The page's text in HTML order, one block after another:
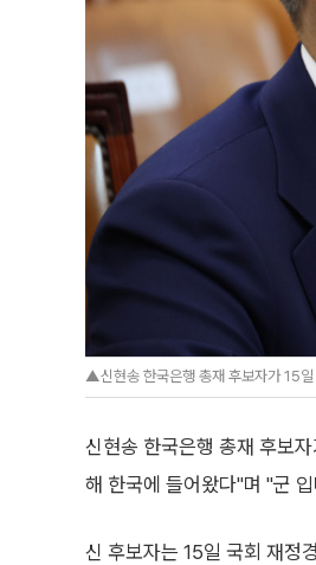
▲신현송 한국은행 총재 후보자가 15
신현송 한국은행 총재 후보
해 한국에 들어왔다"며 "군
신 후보자는 15일 국회 재정